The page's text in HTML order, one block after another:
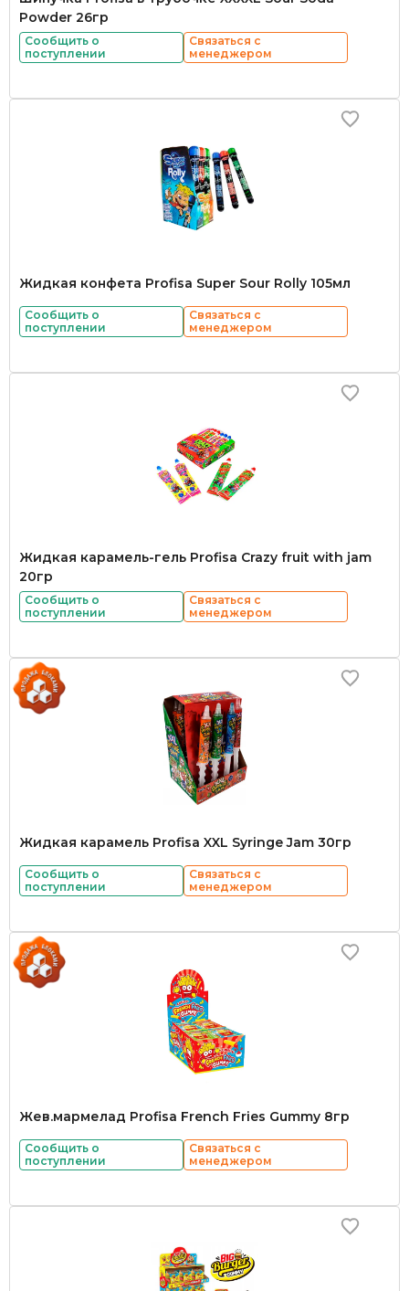
Powder 26гр
Сообщить о
поступлении
Связаться с
менеджером
Жидкая конфета Profisa Super Sour Rolly 105мл
Сообщить о
поступлении
Связаться с
менеджером
Жидкая карамель-гель Profisa Crazy fruit with jam
20гр
Сообщить о
поступлении
Связаться с
менеджером
Жидкая карамель Profisa XXL Syringe Jam 30гр
Сообщить о
поступлении
Связаться с
менеджером
Жев.мармелад Profisa French Fries Gummy 8гр
Сообщить о
поступлении
Связаться с
менеджером